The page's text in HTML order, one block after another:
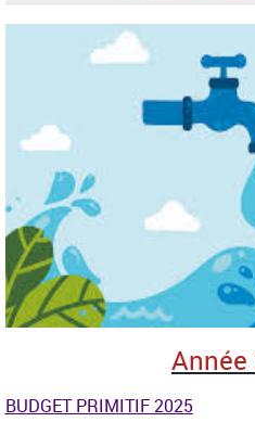
BUDGET PRIMITIF 2025